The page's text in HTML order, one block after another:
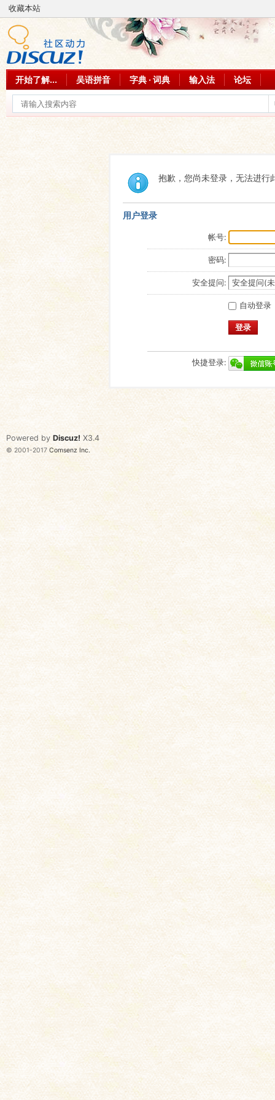
收藏本站
开始了解... 吴语拼音 字典 · 词典 输入法 论坛
抱歉，您尚未登录，无法进行
用户登录
帐号:
密码:
安全提问:
自动登录
登录
快捷登录:
Powered by Discuz! X3.4
© 2001-2017 Comsenz Inc.